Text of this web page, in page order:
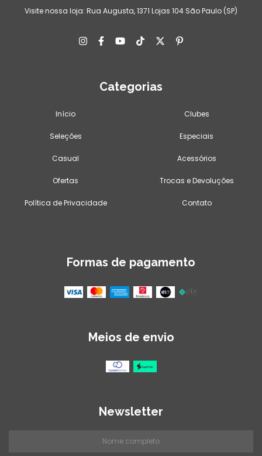
Visite nossa loja: Rua Augusta, 1371 Lojas 104 São Paulo (SP)
Categorias
Início Clubes
Seleções Especiais
Casual Acessórios
Ofertas Trocas e Devoluções
Política de Privacidade Contato
Formas de pagamento
Meios de envio
Newsletter